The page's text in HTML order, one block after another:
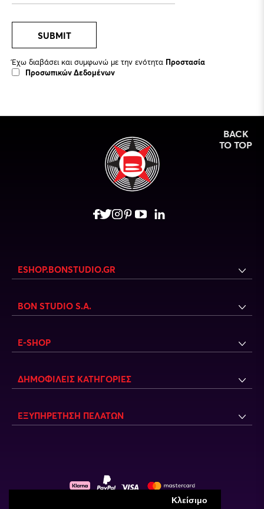
Κλείσιμο
SUBMIT
Έχω διαβάσει και συμφωνώ με την ενότητα Προστασία
Προσωπικών Δεδομένων
BACK
TO TOP
ESHOP.BONSTUDIO.GR
BON STUDIO S.A.
E-SHOP
ΔΗΜΟΦΙΛΕΙΣ ΚΑΤΗΓΟΡΙΕΣ
ΕΞΥΠΗΡΕΤΗΣΗ ΠΕΛΑΤΩΝ